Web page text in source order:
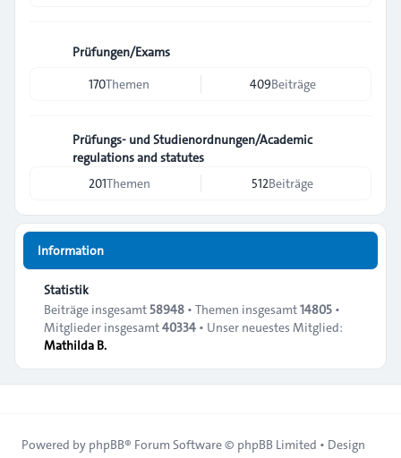
Prüfungen/Exams
170Themen 409Beiträge
Prüfungs- und Studienordnungen/Academic
regulations and statutes
201Themen 512Beiträge
Information
Statistik
Beiträge insgesamt 58948• Themen insgesamt14805•
Mitglieder insgesamt40334• Unser neuestes Mitglied:
Mathilda B.
Powered by phpBB® Forum Software © phpBB Limited • Design